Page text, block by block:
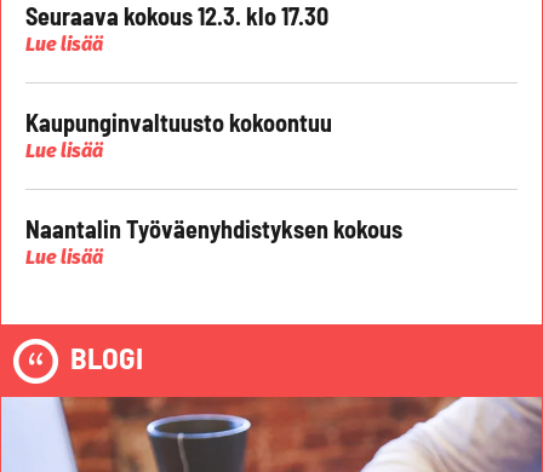
Seuraava kokous 12.3. klo 17.30
Lue lisää
Kaupunginvaltuusto kokoontuu
Lue lisää
Naantalin Työväenyhdistyksen kokous
Lue lisää
BLOGI